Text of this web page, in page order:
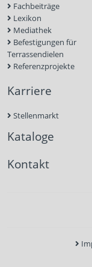
Fachbeiträge
Lexikon
Mediathek
Befestigungen für
Terrassendielen
Referenzprojekte
Karriere
Stellenmarkt
Kataloge
Kontakt